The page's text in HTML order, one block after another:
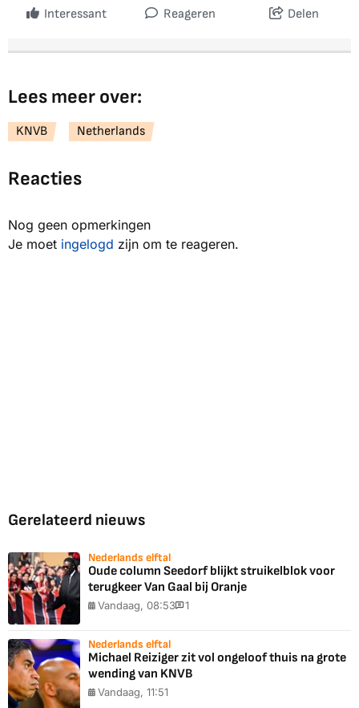
Interessant Reageren Delen
Lees meer over:
KNVB Netherlands
Reacties
Nog geen opmerkingen
Je moet ingelogd zijn om te reageren.
Gerelateerd nieuws
Nederlands elftal
Oude column Seedorf blijkt struikelblok voor
terugkeer Van Gaal bij Oranje
Vandaag, 08:53 1
Nederlands elftal
Michael Reiziger zit vol ongeloof thuis na grote
wending van KNVB
Vandaag, 11:51